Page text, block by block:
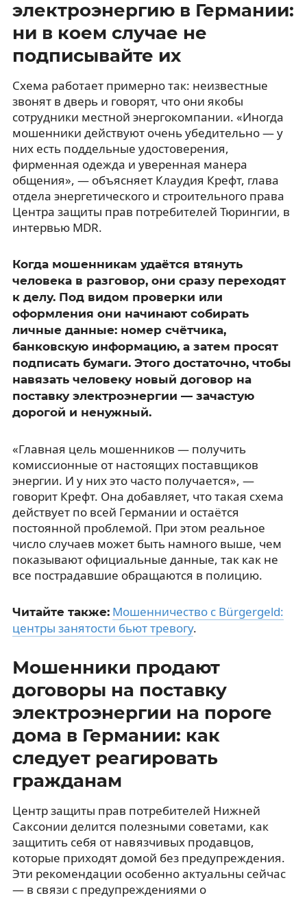
электроэнергию в Германии:
ни в коем случае не
подписывайте их
Схема работает примерно так: неизвестные
звонят в дверь и говорят, что они якобы
сотрудники местной энергокомпании. «Иногда
мошенники действуют очень убедительно — у
них есть поддельные удостоверения,
фирменная одежда и уверенная манера
общения», — объясняет Клаудия Крефт, глава
отдела энергетического и строительного права
Центра защиты прав потребителей Тюрингии, в
интервью MDR.
Когда мошенникам удаётся втянуть
человека в разговор, они сразу переходят
к делу. Под видом проверки или
оформления они начинают собирать
личные данные: номер счётчика,
банковскую информацию, а затем просят
подписать бумаги. Этого достаточно, чтобы
навязать человеку новый договор на
поставку электроэнергии — зачастую
дорогой и ненужный.
«Главная цель мошенников — получить
комиссионные от настоящих поставщиков
энергии. И у них это часто получается», —
говорит Крефт. Она добавляет, что такая схема
действует по всей Германии и остаётся
постоянной проблемой. При этом реальное
число случаев может быть намного выше, чем
показывают официальные данные, так как не
все пострадавшие обращаются в полицию.
Читайте также: Мошенничество с Bürgergeld:
центры занятости бьют тревогу.
Мошенники продают
договоры на поставку
электроэнергии на пороге
дома в Германии: как
следует реагировать
гражданам
Центр защиты прав потребителей Нижней
Саксонии делится полезными советами, как
защитить себя от навязчивых продавцов,
которые приходят домой без предупреждения.
Эти рекомендации особенно актуальны сейчас
— в связи с предупреждениями о